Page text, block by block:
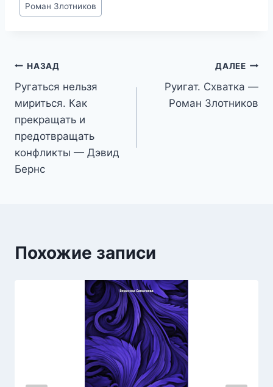
записи:
Роман Злотников
Навигация
по
записям
НАЗАД
Ругаться нельзя
мириться. Как
прекращать и
предотвращать
конфликты — Дэвид
Бернс
ДАЛЕЕ
Руигат. Схватка —
Роман Злотников
Похожие записи